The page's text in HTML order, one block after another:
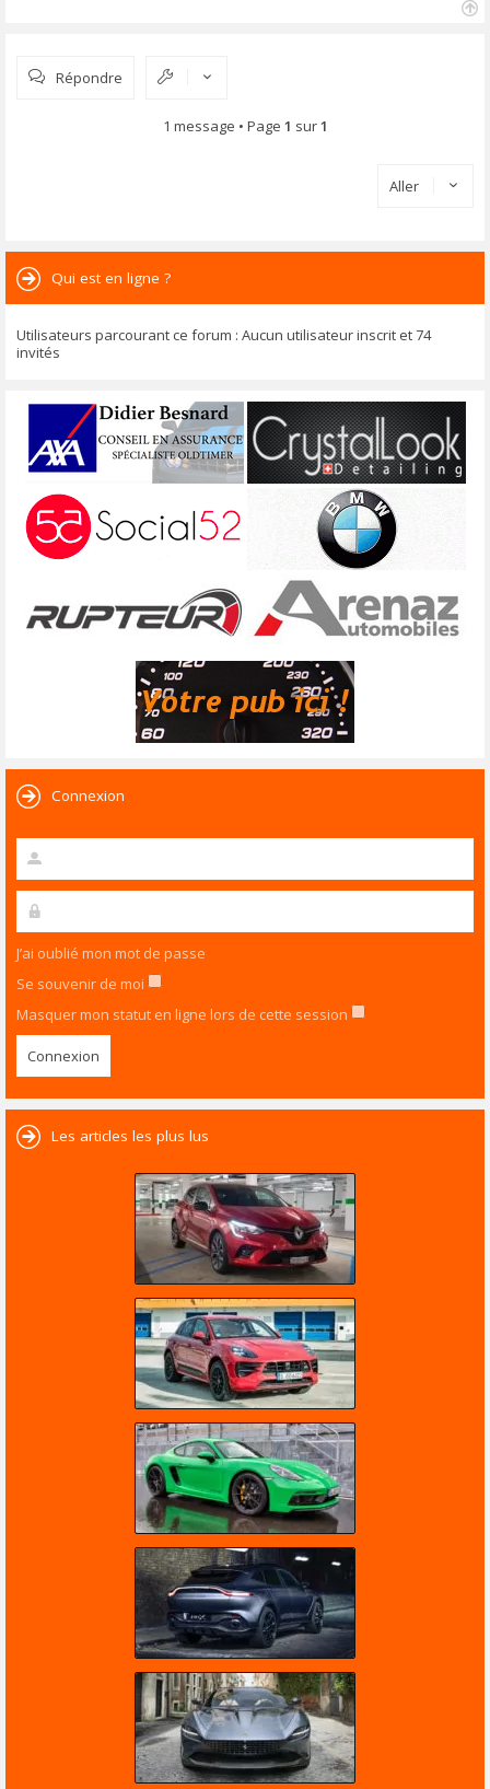
Répondre
1 message • Page 1 sur1
Aller
Qui est en ligne ?
Utilisateurs parcourant ce forum : Aucun utilisateur inscrit et 74
invités
Connexion
J’ai oublié mon mot de passe
Se souvenir de moi
Masquer mon statut en ligne lors de cette session
Les articles les plus lus